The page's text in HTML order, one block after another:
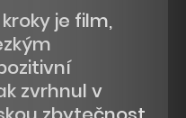
je film,
zvrhnul v